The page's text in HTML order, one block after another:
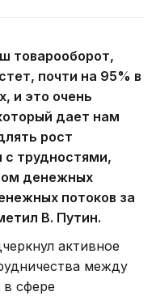
товарооборот,
почти на 95% в
и это очень
дает нам
рост
с трудностями,
денежных
потоков за
В. Путин.
активное
между
сфере